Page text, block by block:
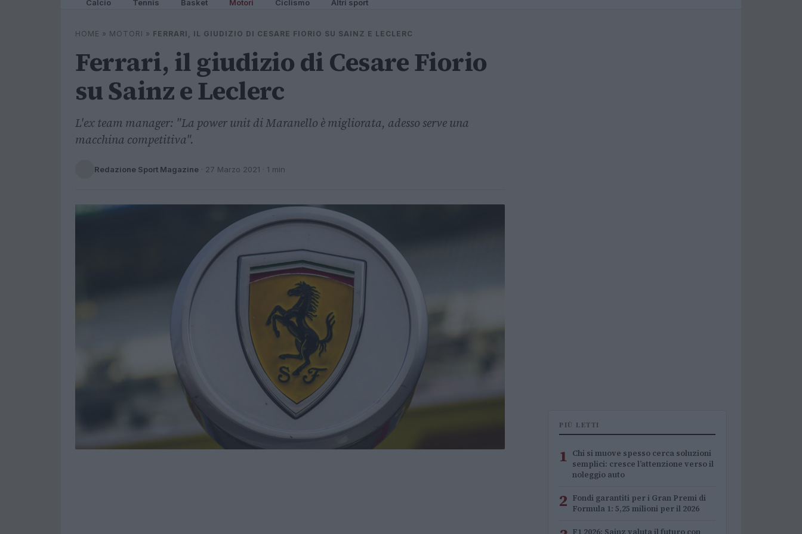
Calcio Tennis Basket Motori Ciclismo Altri sport
HOME » MOTORI » FERRARI, IL GIUDIZIO DI CESARE FIORIO SU SAINZ E LECLERC
Ferrari, il giudizio di Cesare Fiorio
su Sainz e Leclerc
L'ex team manager: "La power unit di Maranello è migliorata, adesso serve una
macchina competitiva".
Redazione Sport Magazine · 27 Marzo 2021 · 1 min
PIÙ LETTI
1 Chi si muove spesso cerca soluzioni
semplici: cresce l’attenzione verso il
noleggio auto
2 Fondi garantiti per i Gran Premi di
Formula 1: 5,25 milioni per il 2026
F1 2026: Sainz valuta il futuro con